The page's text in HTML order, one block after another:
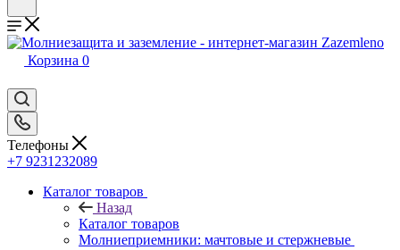
Корзина 0
Телефоны
+7 9231232089
Каталог товаров
Назад
Каталог товаров
Молниеприемники: мачтовые и стержневые